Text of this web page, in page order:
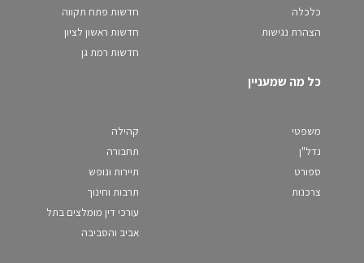
כלכלה
הצהרת נגישות
חדשות פתח תקווה
חדשות ראשון לציון
חדשות רמת גן
כל מה שמעניין
משפטי
נדל"ן
ספורט
צרכנות
קהילה
תחבורה
תיירות ונופש
תרבות וחינוך
עורכי דין מומלצים בתל
אביב והסביבה